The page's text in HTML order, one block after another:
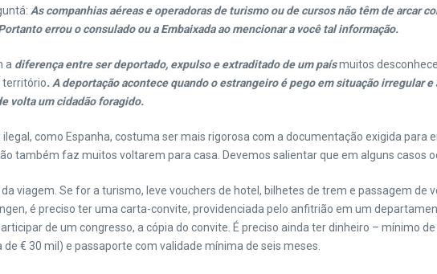
As companhias aéreas e operadoras de turismo ou de cursos não têm de arcar
errou o consulado ou a Embaixada ao mencionar a você tal informação.
a diferença entre ser deportado, expulso e extraditado de um paísmuitos
território. A deportação acontece quando o estrangeiro é pego em situação irregular
volta um cidadão foragido.
como Espanha, costuma ser mais rigorosa com a documentação exigida
também faz muitos voltarem para casa. Devemos salientar que em alguns casos
viagem. Se for a turismo, leve vouchers de hotel, bilhetes de trem e passagem de
é preciso ter uma carta-convite, providenciada pelo anfitrião em um
de um congresso, a cópia do convite. É preciso ainda ter dinheiro – mínimo
€ 30 mil) e passaporte com validade mínima de seis meses.